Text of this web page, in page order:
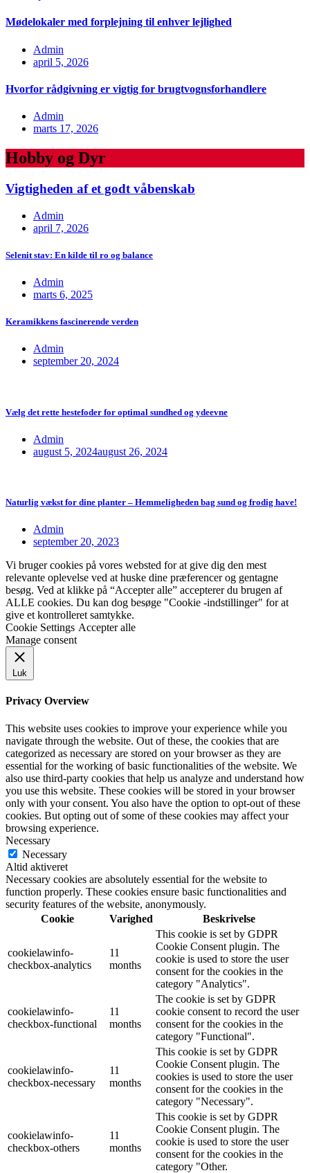
Mødelokaler med forplejning til enhver lejlighed
Admin
april 5, 2026
Hvorfor rådgivning er vigtig for brugtvognsforhandlere
Admin
marts 17, 2026
Hobby og Dyr
Vigtigheden af et godt våbenskab
Admin
april 7, 2026
Selenit stav: En kilde til ro og balance
Admin
marts 6, 2025
Keramikkens fascinerende verden
Admin
september 20, 2024
Vælg det rette hestefoder for optimal sundhed og ydeevne
Admin
august 5, 2024august 26, 2024
Naturlig vækst for dine planter – Hemmeligheden bag sund og frodig have!
Admin
september 20, 2023
Vi bruger cookies på vores websted for at give dig den mest
relevante oplevelse ved at huske dine præferencer og gentagne
besøg. Ved at klikke på “Accepter alle” accepterer du brugen af
ALLE cookies. Du kan dog besøge "Cookie -indstillinger" for at
give et kontrolleret samtykke.
Cookie Settings Accepter alle
Manage consent
Luk
Privacy Overview
This website uses cookies to improve your experience while you
navigate through the website. Out of these, the cookies that are
categorized as necessary are stored on your browser as they are
essential for the working of basic functionalities of the website. We
also use third-party cookies that help us analyze and understand how
you use this website. These cookies will be stored in your browser
only with your consent. You also have the option to opt-out of these
cookies. But opting out of some of these cookies may affect your
browsing experience.
Necessary
Necessary
Altid aktiveret
Necessary cookies are absolutely essential for the website to
function properly. These cookies ensure basic functionalities and
security features of the website, anonymously.
Cookie
Varighed Beskrivelse
cookielawinfo-
checkbox-analytics
11
months
This cookie is set by GDPR
Cookie Consent plugin. The
cookie is used to store the user
consent for the cookies in the
category "Analytics".
cookielawinfo-
checkbox-functional
11
months
The cookie is set by GDPR
cookie consent to record the user
consent for the cookies in the
category "Functional".
cookielawinfo-
checkbox-necessary
11
months
This cookie is set by GDPR
Cookie Consent plugin. The
cookies is used to store the user
consent for the cookies in the
category "Necessary".
cookielawinfo-
checkbox-others
11
months
This cookie is set by GDPR
Cookie Consent plugin. The
cookie is used to store the user
consent for the cookies in the
category "Other.